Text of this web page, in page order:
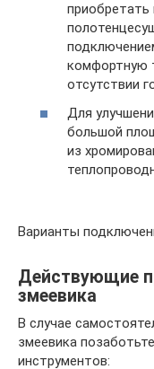
комфортную
отсутствии
Для
большой
из
Варианты
Действующие
змеевика
В случае
змеевика
инструментов: